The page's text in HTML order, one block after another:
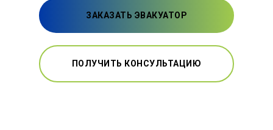
ЗАКАЗАТЬ ЭВАКУАТОР
ПОЛУЧИТЬ КОНСУЛЬТАЦИЮ